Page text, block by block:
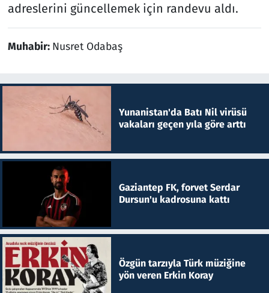
adreslerini güncellemek için randevu aldı.​​​​​​​
Muhabir: Nusret Odabaş
Yunanistan'da Batı Nil virüsü
vakaları geçen yıla göre arttı
Gaziantep FK, forvet Serdar
Dursun'u kadrosuna kattı
Özgün tarzıyla Türk müziğine
yön veren Erkin Koray